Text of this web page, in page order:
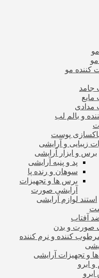
کننده مو
جامد
مایع
مدادی
و بالم لب
پاکسازی پوست
زیبایی و آرایشی
برس و ابزار آرایشی
پد و پنبه آرایشی
سوهان و رنده پا
برس ها و تجهیزات
آرایشی صورت
استند لوازم آرایشی
آفتاب
صورت و بدن
کننده و نرم کننده
و تجهیزات آرایشی
ابرو
ابرو